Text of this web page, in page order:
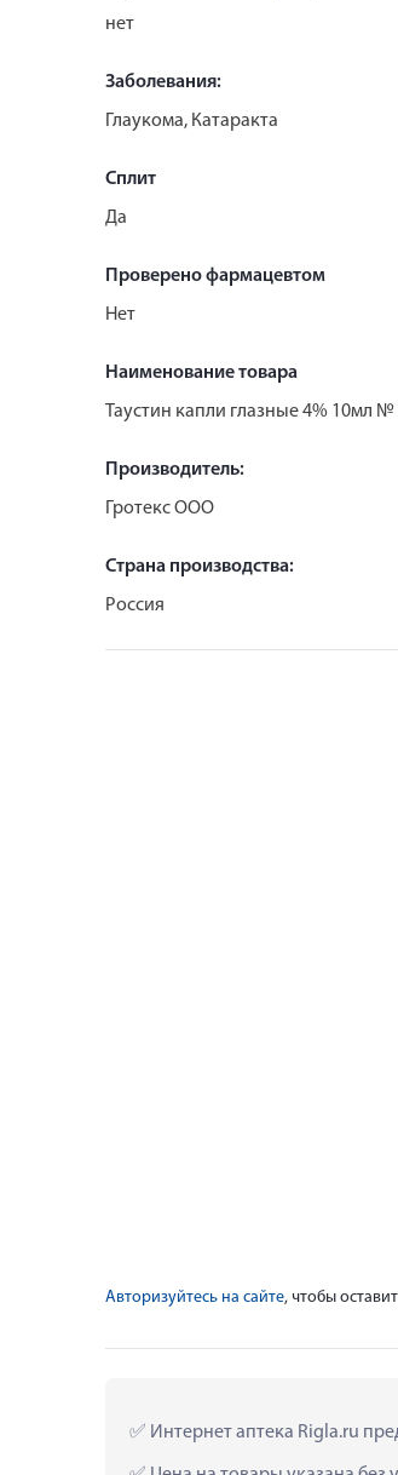
нет
Заболевания:
Глаукома, Катаракта
Сплит
Да
Проверено фармацевтом
Нет
Наименование товара
Таустин капли глазные 4% 10мл №
Производитель:
Гротекс ООО
Страна производства:
Россия
Авторизуйтесь на сайте, чтобы
Интернет аптека Rigla.ru